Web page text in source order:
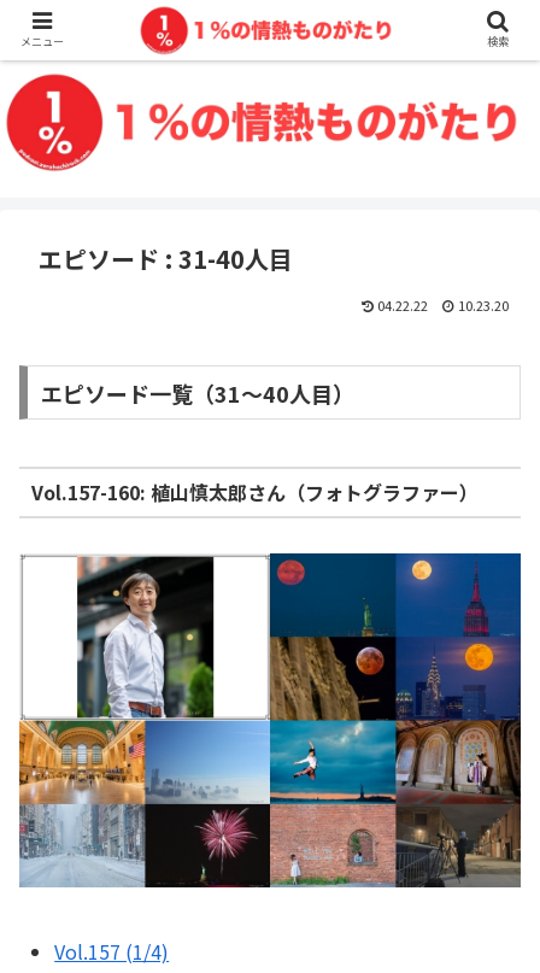
エピソード : 31-40人目
04.22.22 10.23.20
エピソード一覧（31〜40人目）
Vol.157-160: 植山慎太郎さん（フォトグラファー）
Vol.157 (1/4)
メニュー 検索